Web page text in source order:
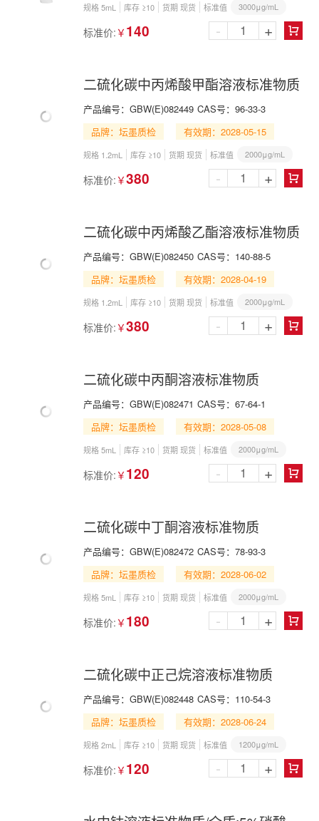
规格 5mL 库存 ≥10 货期 现货 标准值 3000μg/mL
标准价: ￥ 140 
- +
二硫化碳中丙烯酸甲酯溶液标准物质
产品编号： GBW(E)082449 CAS号： 96-33-3
品牌：坛墨质检
有效期：2028-05-15
规格 1.2mL 库存 ≥10 货期 现货 标准值 2000μg/mL
标准价: ￥380 
- +
二硫化碳中丙烯酸乙酯溶液标准物质
产品编号： GBW(E)082450 CAS号： 140-88-5
品牌：坛墨质检
有效期：2028-04-19
规格 1.2mL 库存 ≥10 货期 现货 标准值 2000μg/mL
标准价: ￥380 
- +
二硫化碳中丙酮溶液标准物质
产品编号： GBW(E)082471 CAS号： 67-64-1
品牌：坛墨质检
有效期：2028-05-08
规格 5mL 库存 ≥10 货期 现货 标准值 2000μg/mL
标准价: ￥ 120 
- +
二硫化碳中丁酮溶液标准物质
产品编号： GBW(E)082472 CAS号： 78-93-3
品牌：坛墨质检
有效期：2028-06-02
规格 5mL 库存 ≥10 货期 现货 标准值 2000μg/mL
标准价: ￥ 180 
- +
二硫化碳中正己烷溶液标准物质
产品编号： GBW(E)082448 CAS号： 110-54-3
品牌：坛墨质检
有效期：2028-06-24
规格 2mL 库存 ≥10 货期 现货 标准值 1200μg/mL
标准价: ￥ 120 
- +